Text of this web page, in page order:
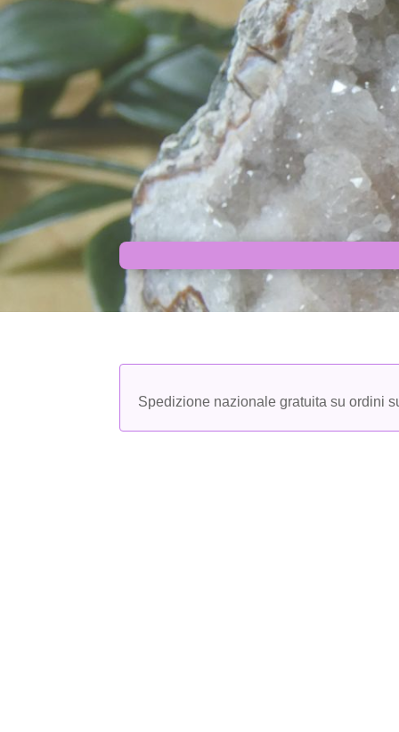
Spedizione nazionale gratuita su ordini